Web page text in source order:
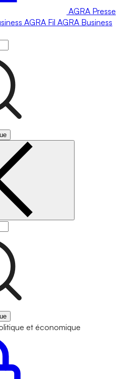
AGRA Presse
AGRA Fil AGRA Business
et économique